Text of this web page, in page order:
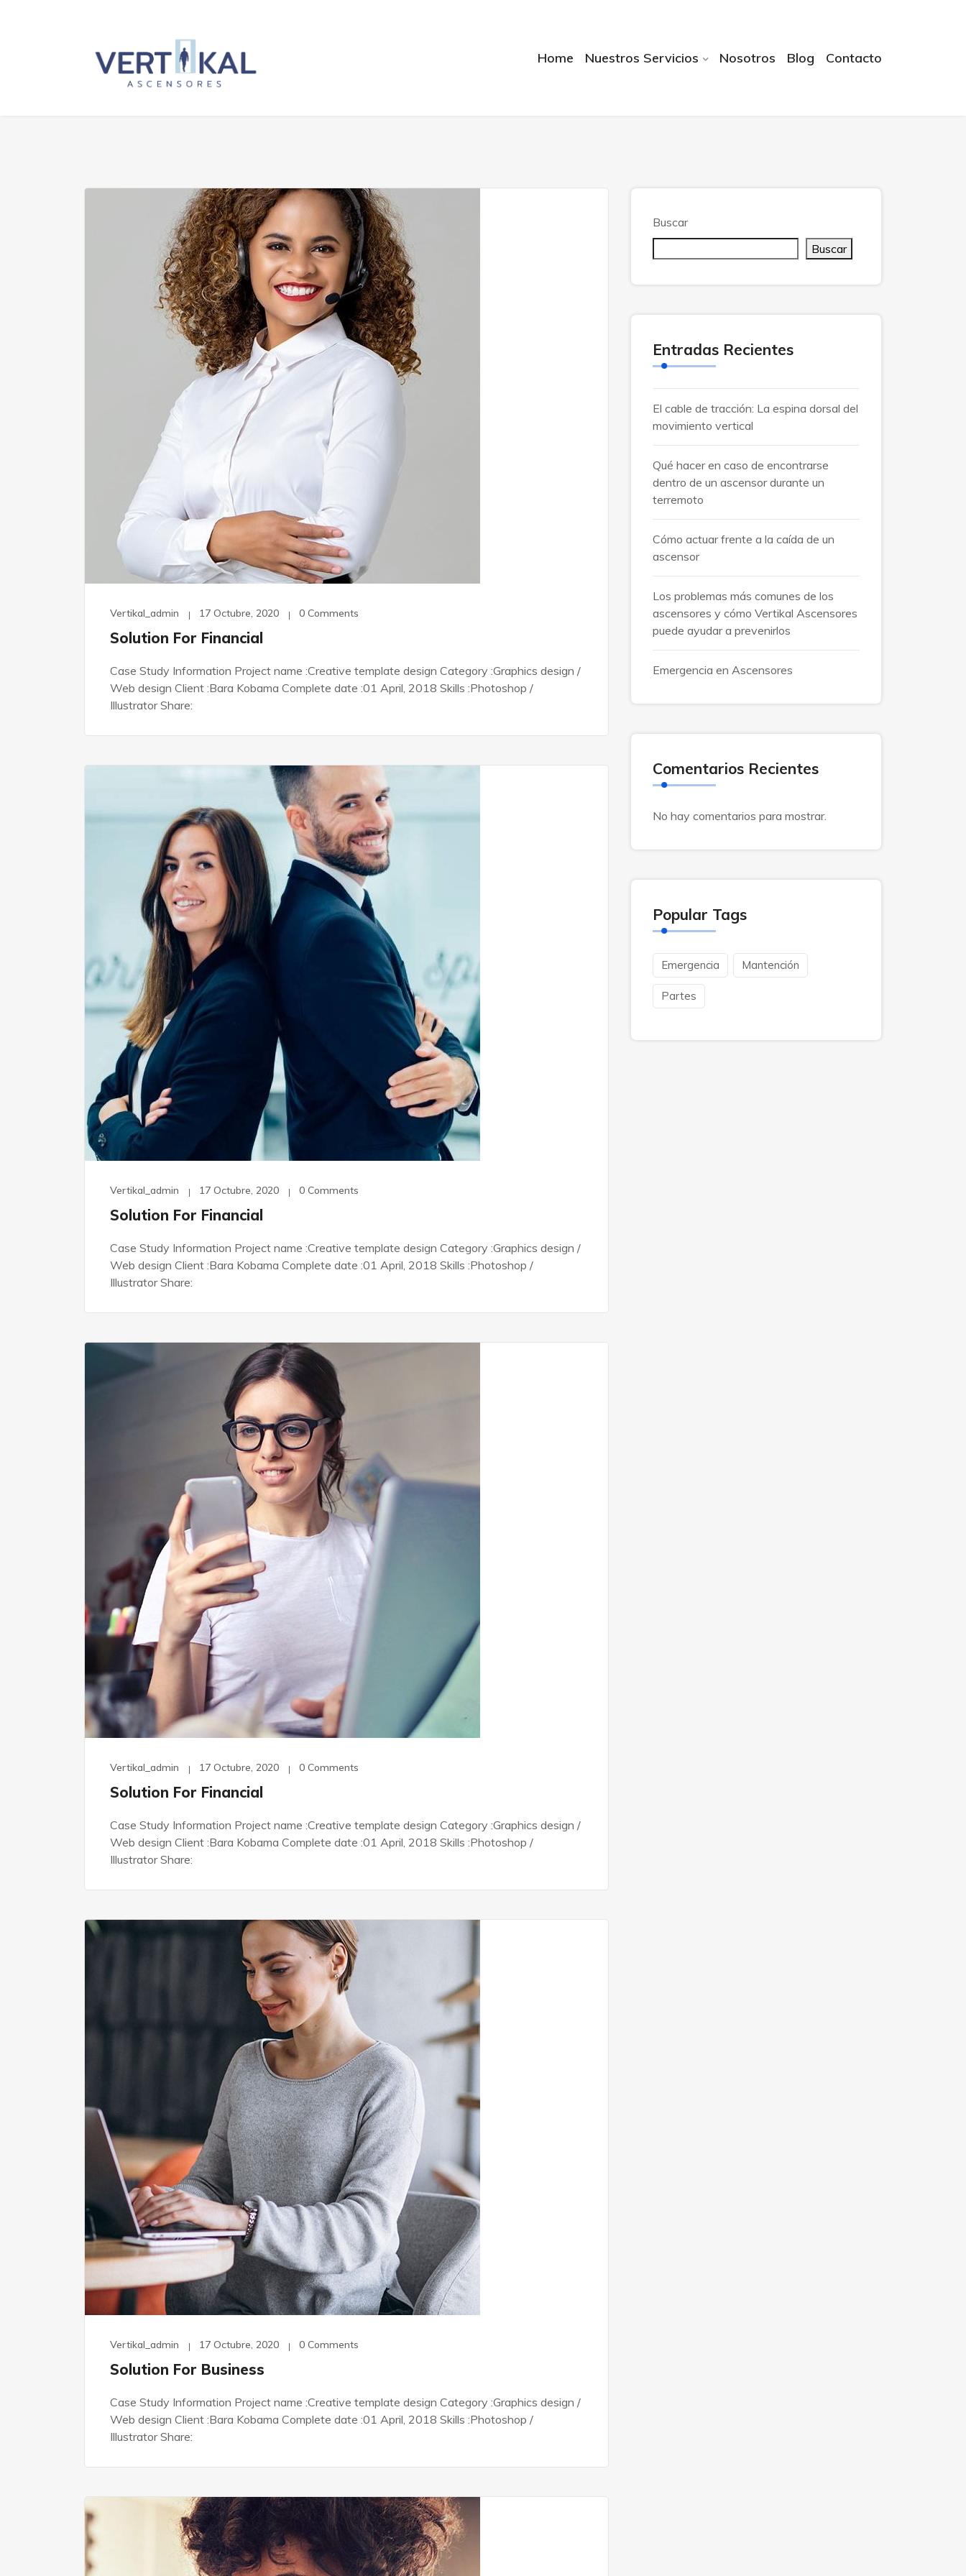
Home Nuestros Servicios Nosotros Blog Contacto
Vertikal_admin 17 Octubre, 2020 0 Comments
Solution For Financial
Case Study Information Project name :Creative template design Category :Graphics design /
Web design Client :Bara Kobama Complete date :01 April, 2018 Skills :Photoshop /
Illustrator Share:
Vertikal_admin 17 Octubre, 2020 0 Comments
Solution For Financial
Case Study Information Project name :Creative template design Category :Graphics design /
Web design Client :Bara Kobama Complete date :01 April, 2018 Skills :Photoshop /
Illustrator Share:
Vertikal_admin 17 Octubre, 2020 0 Comments
Solution For Financial
Case Study Information Project name :Creative template design Category :Graphics design /
Web design Client :Bara Kobama Complete date :01 April, 2018 Skills :Photoshop /
Illustrator Share:
Vertikal_admin 17 Octubre, 2020 0 Comments
Solution For Business
Case Study Information Project name :Creative template design Category :Graphics design /
Web design Client :Bara Kobama Complete date :01 April, 2018 Skills :Photoshop /
Illustrator Share:
Buscar
Buscar
Entradas Recientes
El cable de tracción: La espina dorsal del
movimiento vertical
Qué hacer en caso de encontrarse
dentro de un ascensor durante un
terremoto
Cómo actuar frente a la caída de un
ascensor
Los problemas más comunes de los
ascensores y cómo Vertikal Ascensores
puede ayudar a prevenirlos
Emergencia en Ascensores
Comentarios Recientes
No hay comentarios para mostrar.
Popular Tags
Emergencia Mantención
Partes